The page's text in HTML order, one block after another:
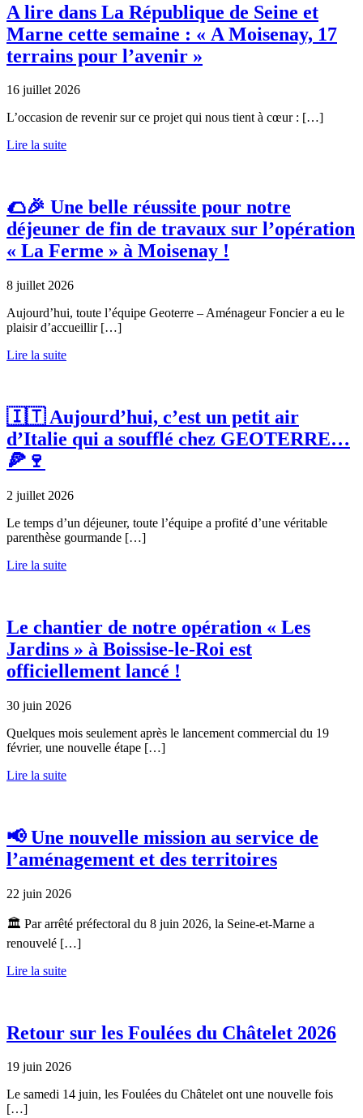
A lire dans La République de Seine et
Marne cette semaine : « A Moisenay, 17
terrains pour l’avenir »
16 juillet 2026
L’occasion de revenir sur ce projet qui nous tient à cœur : […]
Lire la suite
🌮🎉 Une belle réussite pour notre
déjeuner de fin de travaux sur l’opération
« La Ferme » à Moisenay !
8 juillet 2026
Aujourd’hui, toute l’équipe Geoterre – Aménageur Foncier a eu le
plaisir d’accueillir […]
Lire la suite
🇮🇹 Aujourd’hui, c’est un petit air
d’Italie qui a soufflé chez GEOTERRE…
🍕🍷
2 juillet 2026
Le temps d’un déjeuner, toute l’équipe a profité d’une véritable
parenthèse gourmande […]
Lire la suite
Le chantier de notre opération « Les
Jardins » à Boissise-le-Roi est
officiellement lancé !
30 juin 2026
Quelques mois seulement après le lancement commercial du 19
février, une nouvelle étape […]
Lire la suite
📢 Une nouvelle mission au service de
l’aménagement et des territoires
22 juin 2026
🏛️ Par arrêté préfectoral du 8 juin 2026, la Seine-et-Marne a
renouvelé […]
Lire la suite
Retour sur les Foulées du Châtelet 2026
19 juin 2026
Le samedi 14 juin, les Foulées du Châtelet ont une nouvelle fois
[…]